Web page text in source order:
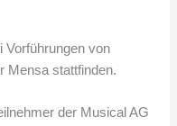
Vorführungen von
Mensa stattfinden.
der Musical AG